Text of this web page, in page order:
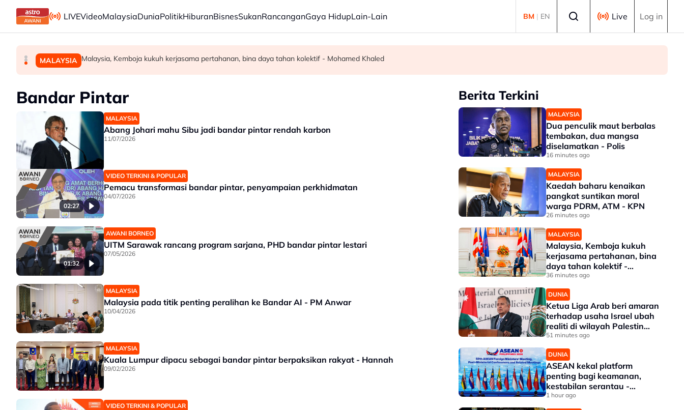
Skip to main content
LIVEVideoMalaysiaDuniaPolitikHiburanBisnesSukanRancanganGaya HidupLain-Lain BM | EN Live Log in
MALAYSIA Dua penculik maut berbalas tembakan, dua mangsa diselamatkan - Polis
MALAYSIA Kaedah baharu kenaikan pangkat suntikan moral warga PDRM, ATM - KPN
MALAYSIA Malaysia, Kemboja kukuh kerjasama pertahanan, bina daya tahan kolektif - Mohamed Khaled
Bandar Pintar
MALAYSIA
Abang Johari mahu Sibu jadi bandar pintar rendah karbon
11/07/2026
02:27
VIDEO TERKINI & POPULAR
Pemacu transformasi bandar pintar, penyampaian perkhidmatan
04/07/2026
01:32
AWANI BORNEO
UITM Sarawak rancang program sarjana, PHD bandar pintar lestari
07/05/2026
MALAYSIA
Malaysia pada titik penting peralihan ke Bandar AI - PM Anwar
10/04/2026
MALAYSIA
Kuala Lumpur dipacu sebagai bandar pintar berpaksikan rakyat - Hannah
09/02/2026
VIDEO TERKINI & POPULAR
Berita Terkini
MALAYSIA
Dua penculik maut berbalas
tembakan, dua mangsa
diselamatkan - Polis
16 minutes ago
MALAYSIA
Kaedah baharu kenaikan
pangkat suntikan moral
warga PDRM, ATM - KPN
26 minutes ago
MALAYSIA
Malaysia, Kemboja kukuh
kerjasama pertahanan, bina
daya tahan kolektif -
Mohamed Khaled
36 minutes ago
DUNIA
Ketua Liga Arab beri amaran
terhadap usaha Israel ubah
realiti di wilayah Palestin
diduduki
51 minutes ago
DUNIA
ASEAN kekal platform
penting bagi keamanan,
kestabilan serantau -
Menteri Luar Kemboja
1 hour ago